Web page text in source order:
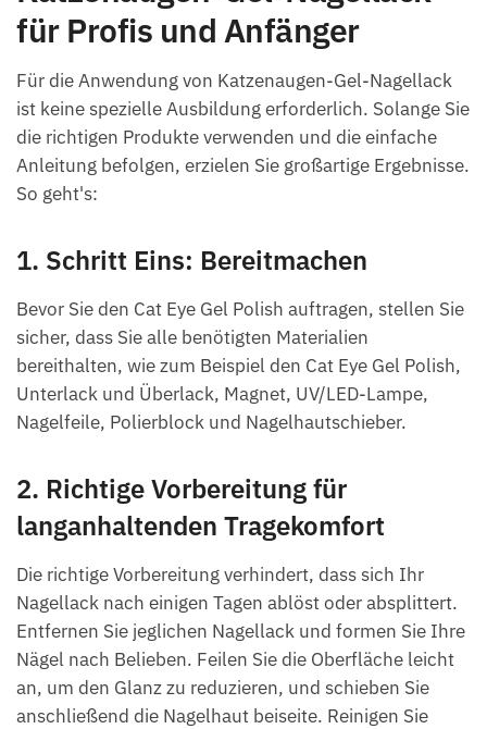
für Profis und Anfänger
Für die Anwendung von Katzenaugen-Gel-Nagellack
ist keine spezielle Ausbildung erforderlich. Solange Sie
die richtigen Produkte verwenden und die einfache
Anleitung befolgen, erzielen Sie großartige Ergebnisse.
So geht's:
1. Schritt Eins: Bereitmachen
Bevor Sie den Cat Eye Gel Polish auftragen, stellen Sie
sicher, dass Sie alle benötigten Materialien
bereithalten, wie zum Beispiel den Cat Eye Gel Polish,
Unterlack und Überlack, Magnet, UV/LED-Lampe,
Nagelfeile, Polierblock und Nagelhautschieber.
2. Richtige Vorbereitung für
langanhaltenden Tragekomfort
Die richtige Vorbereitung verhindert, dass sich Ihr
Nagellack nach einigen Tagen ablöst oder absplittert.
Entfernen Sie jeglichen Nagellack und formen Sie Ihre
Nägel nach Belieben. Feilen Sie die Oberfläche leicht
an, um den Glanz zu reduzieren, und schieben Sie
anschließend die Nagelhaut beiseite. Reinigen Sie